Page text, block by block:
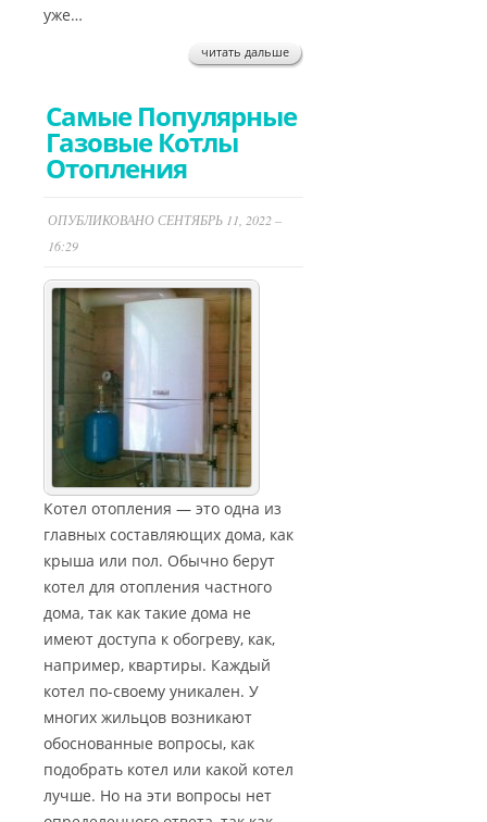
уже…
читать дальше
Самые Популярные
Газовые Котлы
Отопления
ОПУБЛИКОВАНО СЕНТЯБРЬ 11, 2022 –
16:29
Котел отопления — это одна из
главных составляющих дома, как
крыша или пол. Обычно берут
котел для отопления частного
дома, так как такие дома не
имеют доступа к обогреву, как,
например, квартиры. Каждый
котел по-своему уникален. У
многих жильцов возникают
обоснованные вопросы, как
подобрать котел или какой котел
лучше. Но на эти вопросы нет